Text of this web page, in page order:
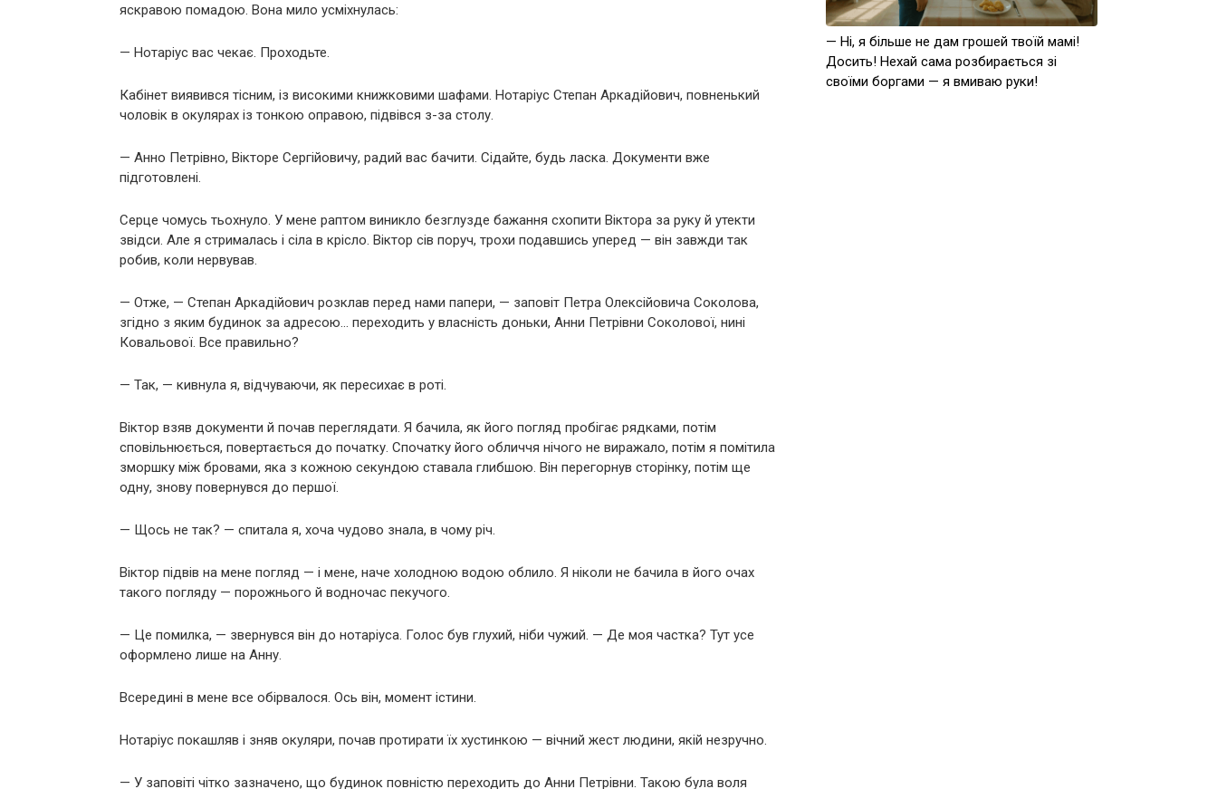
яскравою помадою. Вона мило усміхнулась:
— Нотаріус вас чекає. Проходьте.
Кабінет виявився тісним, із високими книжковими шафами. Нотаріус Степан Аркадійович, повненький
чоловік в окулярах із тонкою оправою, підвівся з-за столу.
— Анно Петрівно, Вікторе Сергійовичу, радий вас бачити. Сідайте, будь ласка. Документи вже
підготовлені.
Серце чомусь тьохнуло. У мене раптом виникло безглузде бажання схопити Віктора за руку й утекти
звідси. Але я стрималась і сіла в крісло. Віктор сів поруч, трохи подавшись уперед — він завжди так
робив, коли нервував.
— Отже, — Степан Аркадійович розклав перед нами папери, — заповіт Петра Олексійовича Соколова,
згідно з яким будинок за адресою… переходить у власність доньки, Анни Петрівни Соколової, нині
Ковальової. Все правильно?
— Так, — кивнула я, відчуваючи, як пересихає в роті.
Віктор взяв документи й почав переглядати. Я бачила, як його погляд пробігає рядками, потім
сповільнюється, повертається до початку. Спочатку його обличчя нічого не виражало, потім я помітила
зморшку між бровами, яка з кожною секундою ставала глибшою. Він перегорнув сторінку, потім ще
одну, знову повернувся до першої.
— Щось не так? — спитала я, хоча чудово знала, в чому річ.
Віктор підвів на мене погляд — і мене, наче холодною водою облило. Я ніколи не бачила в його очах
такого погляду — порожнього й водночас пекучого.
— Це помилка, — звернувся він до нотаріуса. Голос був глухий, ніби чужий. — Де моя частка? Тут усе
оформлено лише на Анну.
Всередині в мене все обірвалося. Ось він, момент істини.
Нотаріус покашляв і зняв окуляри, почав протирати їх хустинкою — вічний жест людини, якій незручно.
— У заповіті чітко зазначено, що будинок повністю переходить до Анни Петрівни. Такою була воля
— Ні, я більше не дам грошей твоїй мамі!
Досить! Нехай сама розбирається зі
своїми боргами — я вмиваю руки!